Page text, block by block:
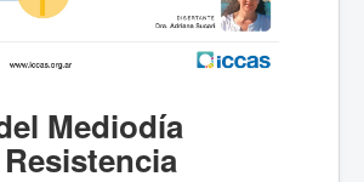
Mediodía